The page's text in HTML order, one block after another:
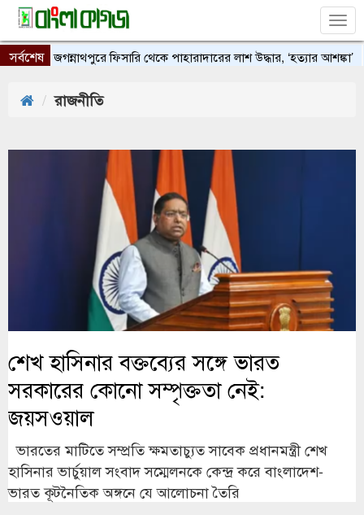
সর্বশেষ
জগন্নাথপুরে ফিসারি থেকে পাহারাদারের লাশ উদ্ধার, ‘হত্যার আশঙ্কা’
রাজনীতি
শেখ হাসিনার বক্তব্যের সঙ্গে ভারত
সরকারের কোনো সম্পৃক্ততা নেই:
জয়সওয়াল
ভারতের মাটিতে সম্প্রতি ক্ষমতাচ্যুত সাবেক প্রধানমন্ত্রী শেখ
হাসিনার ভার্চুয়াল সংবাদ সম্মেলনকে কেন্দ্র করে বাংলাদেশ-
ভারত কূটনৈতিক অঙ্গনে যে আলোচনা তৈরি